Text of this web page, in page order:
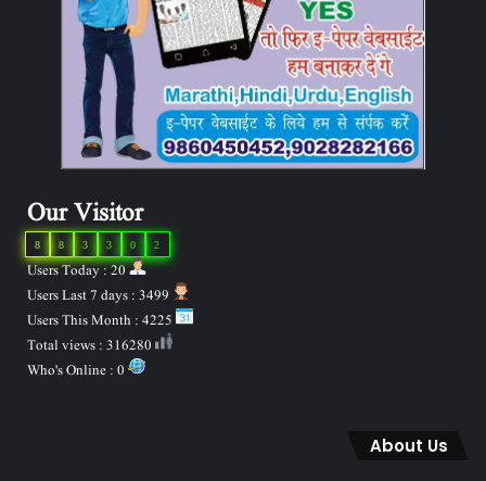
Our Visitor
2
0
3
3
8
8
Users Today : 20
About Us